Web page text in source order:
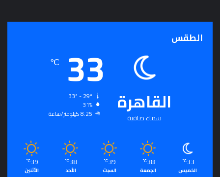
الطقس
القاهرة
سماء صافية
33
℃
31%
8.25 كيلومتر/ساعة
33
℃
الخميس
38
℃
الجمعة
39
℃
السبت
38
℃
الأحد
39
℃
الأثنين